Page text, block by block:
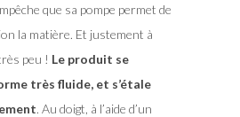
que sa pompe permet de
la matière. Et justement à
peu ! Le produit se
très fluide, et s’étale
. Au doigt, à l’aide d’un